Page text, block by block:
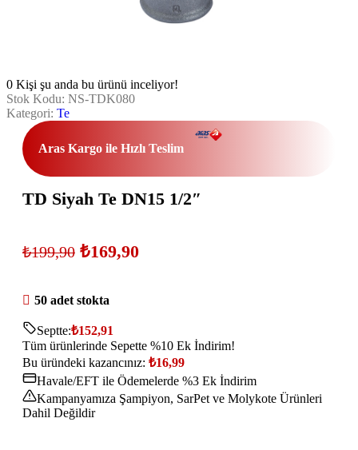
0 Kişi şu anda bu ürünü inceliyor!
Stok Kodu: NS-TDK080
Kategori: Te
Aras Kargo ile Hızlı Teslim
TD Siyah Te DN15 1/2″
₺199,90 ₺169,90
50 adet stokta
Septte:₺152,91
Tüm ürünlerinde Sepette %10 Ek İndirim!
Bu üründeki kazancınız: ₺16,99
Havale/EFT ile Ödemelerde %3 Ek İndirim
Kampanyamıza Şampiyon, SarPet ve Molykote Ürünleri
Dahil Değildir